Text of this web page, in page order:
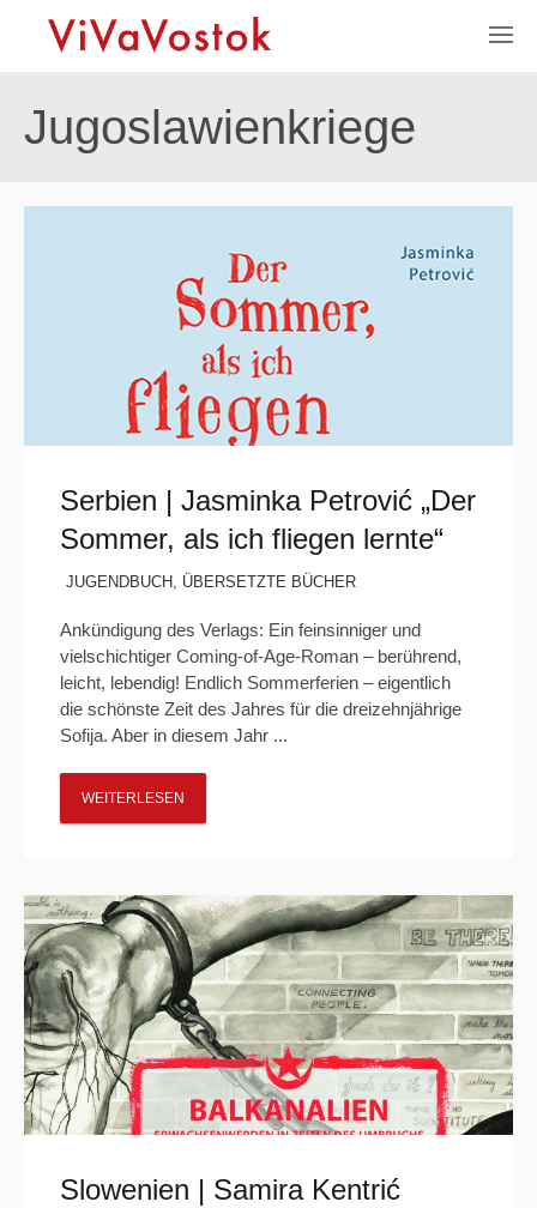
Jugoslawienkriege
Serbien | Jasminka Petrović „Der
Sommer, als ich fliegen lernte“
JUGENDBUCH , ÜBERSETZTE BÜCHER
Ankündigung des Verlags: Ein feinsinniger und
vielschichtiger Coming-of-Age-Roman – berührend,
leicht, lebendig! Endlich Sommerferien – eigentlich
die schönste Zeit des Jahres für die dreizehnjährige
Sofija. Aber in diesem Jahr ...
WEITERLESEN
Slowenien | Samira Kentrić